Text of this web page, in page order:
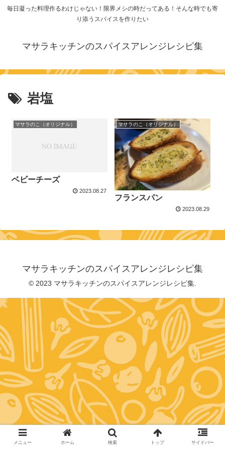
毎日凝った料理作るわけじゃない！限界メシの時だってある！そんな時でも寄
り添うスパイスを作りたい
マサラキッチンのスパイスアレンジレシピ集
岩塩
マサラのこ（オリジナル）
ベビーチーズ
2023.08.27
マサラのこ（オリジナル）
フランスパン
2023.08.29
マサラキッチンのスパイスアレンジレシピ集
© 2023 マサラキッチンのスパイスアレンジレシピ集.
メニュー ホーム 検索 トップ サイドバー